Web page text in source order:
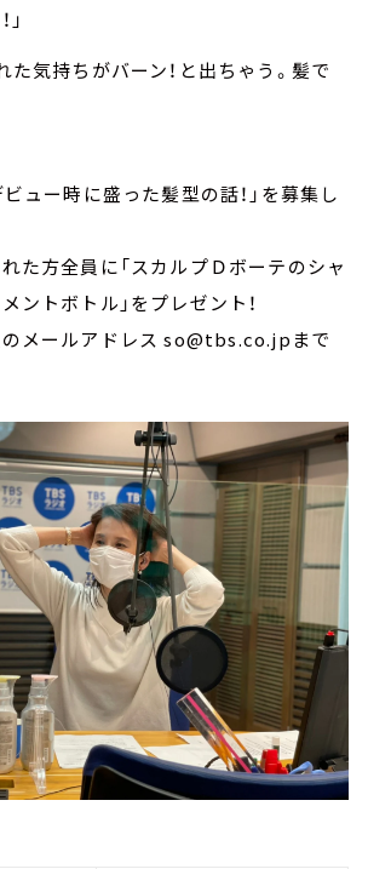
た気持ちがバーン！と出ちゃう。髪で
ュー時に盛った髪型の話！」を募集し
た方全員に「スカルプＤボーテのシャ
ントボトル」をプレゼント！
メールアドレス so@tbs.co.jpまで